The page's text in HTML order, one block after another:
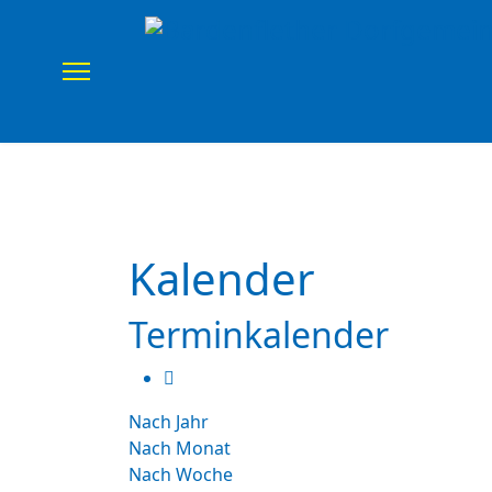
Kalender
Terminkalender
Nach Jahr
Nach Monat
Nach Woche